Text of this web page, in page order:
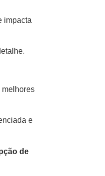
impacta
melhores
e
de